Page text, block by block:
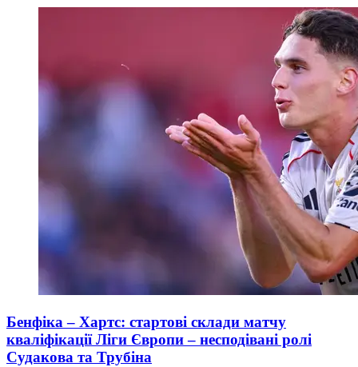
Бенфіка – Хартс: стартові склади матчу
кваліфікації Ліги Європи – несподівані ролі
Судакова та Трубіна